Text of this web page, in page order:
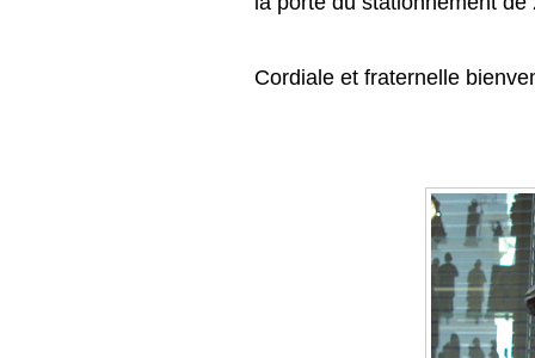
Cordiale et fraternelle